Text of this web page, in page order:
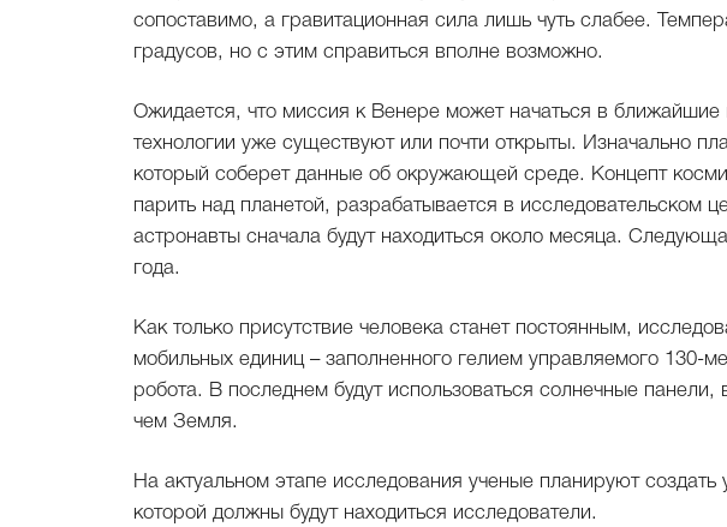
сопоставимо, а гравитационная сила лишь чуть слабее.
градусов, но с этим справиться вполне возможно.
Ожидается, что миссия к Венере может начаться в ближайшие
технологии уже существуют или почти открыты. Изначально
который соберет данные об окружающей среде. Концепт
парить над планетой, разрабатывается в исследовательском
астронавты сначала будут находиться около месяца.
года.
Как только присутствие человека станет постоянным,
мобильных единиц – заполненного гелием управляемого 130-
робота. В последнем будут использоваться солнечные
чем Земля.
На актуальном этапе исследования ученые планируют
которой должны будут находиться исследователи.